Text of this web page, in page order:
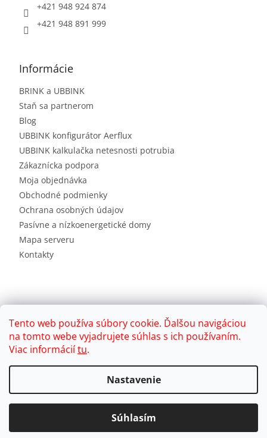
Tento web používa súbory cookie. Ďalšou navigáciou
na tomto webe vyjadrujete súhlas s ich používaním.
Viac informáciítu.
Nastavenie
Súhlasím
+421 948 924 874
+421 948 891 999
Informácie
BRINK a UBBINK
Staň sa partnerom
Blog
UBBINK konfigurátor Aerflux
UBBINK kalkulačka netesnosti potrubia
Zákaznícka podpora
Moja objednávka
Obchodné podmienky
Ochrana osobných údajov
Pasívne a nízkoenergetické domy
Mapa serveru
Kontakty
Upraviť nastavenie cookies